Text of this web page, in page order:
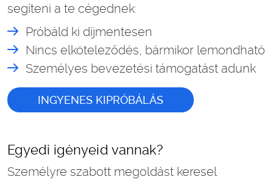
segíteni a te cégednek:
Próbáld ki díjmentesen
Nincs elköteleződés, bármikor lemondható
Személyes bevezetési támogatást adunk
INGYENES KIPRÓBÁLÁS
Egyedi igényeid vannak?
Személyre szabott megoldást keresel